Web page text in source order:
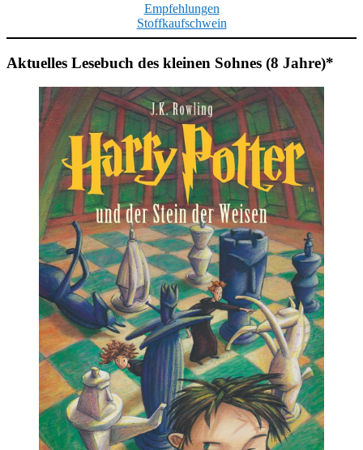
Empfehlungen
Stoffkaufschwein
Aktuelles Lesebuch des kleinen Sohnes (8 Jahre)*